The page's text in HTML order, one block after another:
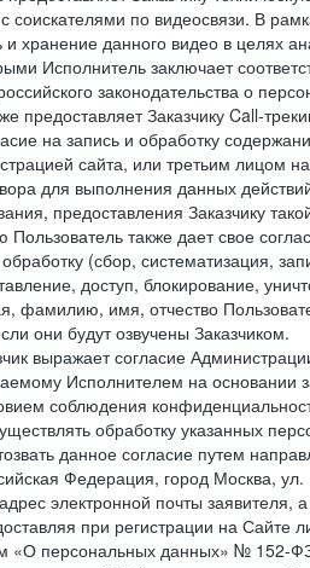
соискателями по видеосвязи. В
хранение данного видео в целях
Исполнитель заключает
законодательства о
предоставляет Заказчику Call-
на запись и обработку
сайта, или третьим лицом
для выполнения данных
предоставления Заказчику
также дает свое
(сбор, систематизация,
доступ, блокирование,
фамилию, имя, отчество
они будут озвучены Заказчиком.
выражает согласие
Исполнителем на основании
соблюдения
обработку указанных
данное согласие путем
Федерация, город Москва,
электронной почты
при регистрации на
«О персональных данных» № 152-